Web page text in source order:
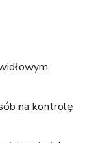
na kontrolę